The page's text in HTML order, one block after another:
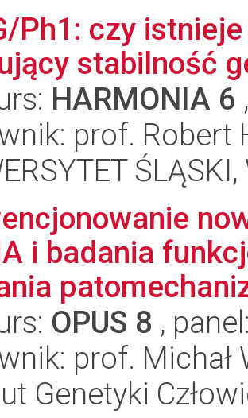
Ph1: czy
stabilność
HARMONIA 6
prof. Robert
i badania
OPUS 8 ,
prof. Michał
Genetyki